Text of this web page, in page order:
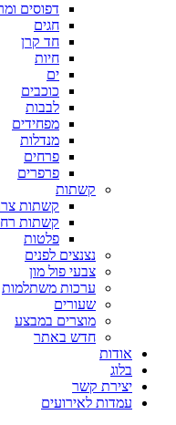
דפוסים
חגים
חד קרן
חיות
ים
כוכבים
לבבות
מפחידים
מנדלות
פרחים
פרפרים
קשתות
קשתות
קשתות
פלטות
נצנצים לפנים
צבעי פול מון
ערכות משתלמות
שעורים
מוצרים במבצע
חדש באתר
אודות
בלוג
יצירת קשר
עמדות לאירועים